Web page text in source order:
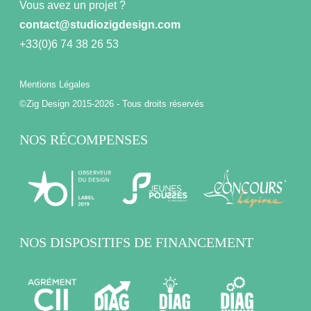
Vous avez un projet ?
contact@studiozigdesign.com
+33(0)6 74 38 26 53
Mentions Légales
©Zig Design 2015-2026 - Tous droits réservés
NOS RÉCOMPENSES
NOS DISPOSITIFS DE FINANCEMENT